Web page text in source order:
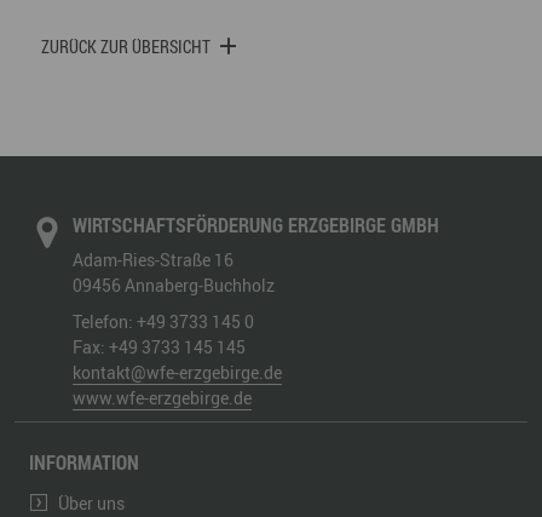
ZURÜCK ZUR ÜBERSICHT
WIRTSCHAFTSFÖRDERUNG ERZGEBIRGE GMBH
Adam-Ries-Straße 16
09456 Annaberg-Buchholz
Telefon: +49 3733 145 0
Fax: +49 3733 145 145
kontakt@wfe-erzgebirge.de
www.wfe-erzgebirge.de
INFORMATION
Über uns